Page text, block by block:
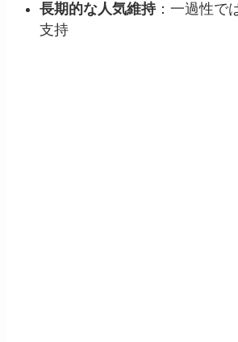
長期的な人気維持：一過性で
支持